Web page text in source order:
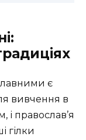
є
вивчення в
і православ’я
гілки